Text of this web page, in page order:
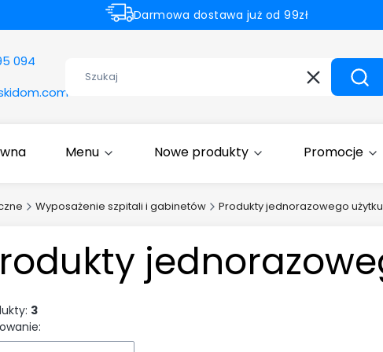
Darmowa dostawa już od 99zł
094
WyczyśćSzukaj
Menu Nowe produkty Promocje
Wyposażenie szpitali i gabinetów Produkty jednorazowego użytku
3